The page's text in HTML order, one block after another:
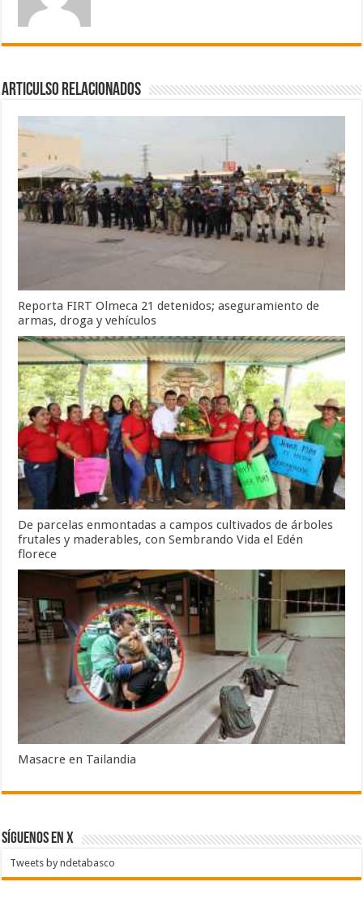
Articulso Relacionados
Reporta FIRT Olmeca 21 detenidos; aseguramiento de
armas, droga y vehículos
De parcelas enmontadas a campos cultivados de árboles
frutales y maderables, con Sembrando Vida el Edén
florece
Masacre en Tailandia
SÍGUENOS EN X
Tweets by ndetabasco